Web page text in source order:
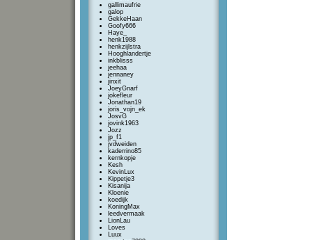
gallimaufrie
galop
GekkeHaan
Goofy666
Haye_
henk1988
henkzijlstra
Hooghlandertje
inkblisss
jeehaa
jennaney
jinxit
JoeyGnarf
jokefleur
Jonathan19
joris_vojn_ek
JosvG
jovink1963
Jozz
jp_f1
jvdweiden
kaderrino85
kernkopje
Kesh
KevinLux
Kippetje3
Kisanija
Kloenie
koedijk
KoningMax
leedvermaak
LionLau
Loves
Luux